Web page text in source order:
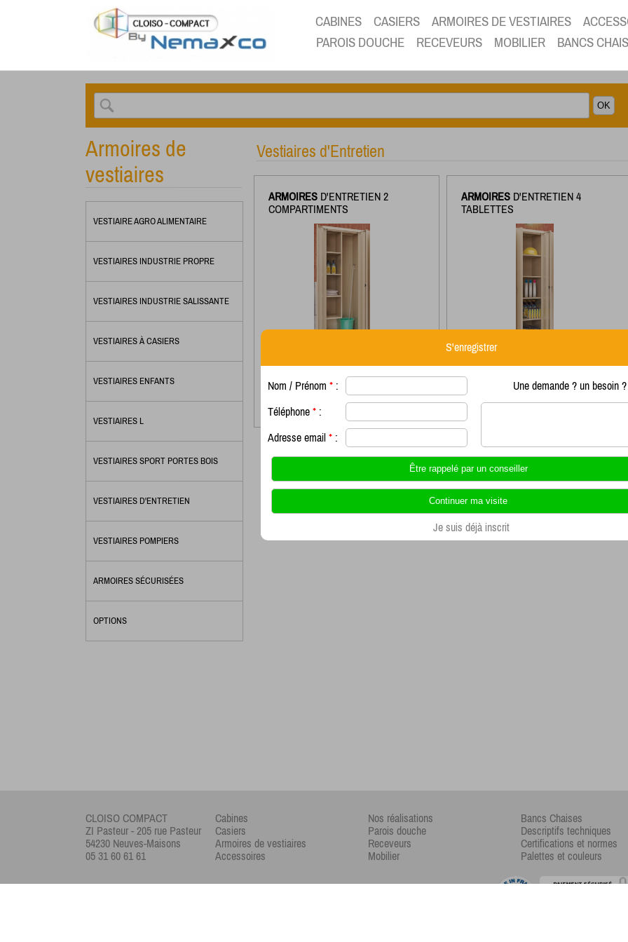
CABINES CASIERS ARMOIRES DE VESTIAIRES
PAROIS DOUCHE
RECEVEURS MOBILIER BANCS
Armoires de
vestiaires
VESTIAIRE AGRO ALIMENTAIRE
VESTIAIRES INDUSTRIE PROPRE
VESTIAIRES INDUSTRIE SALISSANTE
VESTIAIRES À CASIERS
VESTIAIRES ENFANTS
VESTIAIRES L
VESTIAIRES SPORT PORTES BOIS
VESTIAIRES D'ENTRETIEN
VESTIAIRES POMPIERS
ARMOIRES SÉCURISÉES
OPTIONS
Vestiaires d'Entretien
ARMOIRES D'ENTRETIEN 2
COMPARTIMENTS
Armoire d'entretien 2 Compartiments
Hauteur 1800
Voir la fiche produit
ARMOIRES D'ENTRETIEN 4
TABLETTES
Armoire d'entretien 4 tablettes
Hauteur 1800
Voir la fiche produit
CLOISO COMPACT
ZI Pasteur - 205 rue Pasteur
54230 Neuves-Maisons
05 31 60 61 61
Cabines
Casiers
Armoires de vestiaires
Accessoires
Nos réalisations
Parois douche
Receveurs
Mobilier
Bancs Chaises
Descriptifs techniques
Certifications et normes
Palettes et couleurs
S'enregistrer
Nom / Prénom * :
Téléphone * :
Adresse email * :
Une demande ? un besoin
Je suis déjà inscrit